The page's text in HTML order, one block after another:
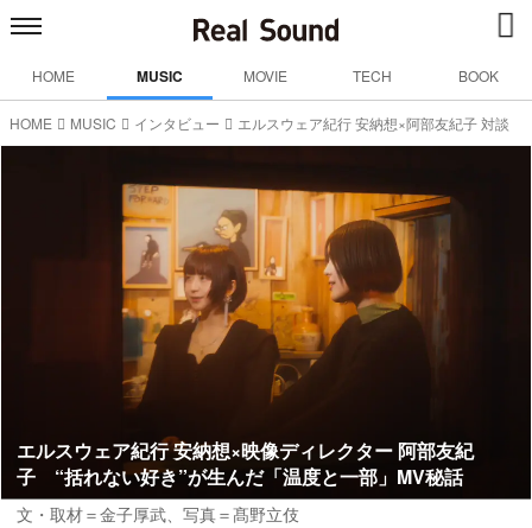
HOME MUSIC MOVIE TECH BOOK
HOME MUSIC インタビュー エルスウェア紀行 安納想×阿部友紀子 対談
エルスウェア紀行 安納想×映像ディレクター 阿部友紀
子 “括れない好き”が生んだ「温度と一部」MV秘話
文・取材＝金子厚武、写真＝髙野立伎